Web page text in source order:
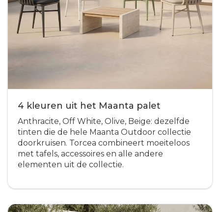
4 kleuren uit het Maanta palet
Anthracite, Off White, Olive, Beige: dezelfde
tinten die de hele Maanta Outdoor collectie
doorkruisen. Torcea combineert moeiteloos
met tafels, accessoires en alle andere
elementen uit de collectie.